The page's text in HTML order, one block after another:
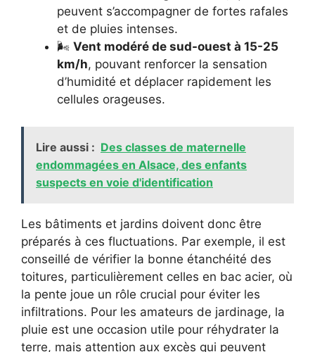
peuvent s’accompagner de fortes rafales
et de pluies intenses.
🌬️ Vent modéré de sud-ouest à 15-25
km/h, pouvant renforcer la sensation
d’humidité et déplacer rapidement les
cellules orageuses.
Lire aussi : Des classes de maternelle
endommagées en Alsace, des enfants
suspects en voie d'identification
Les bâtiments et jardins doivent donc être
préparés à ces fluctuations. Par exemple, il est
conseillé de vérifier la bonne étanchéité des
toitures, particulièrement celles en bac acier, où
la pente joue un rôle crucial pour éviter les
infiltrations. Pour les amateurs de jardinage, la
pluie est une occasion utile pour réhydrater la
terre, mais attention aux excès qui peuvent